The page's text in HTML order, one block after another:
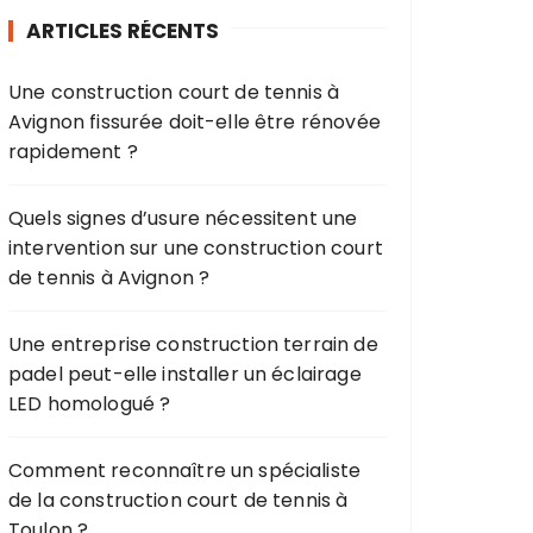
e
p
o
r
:
ARTICLES RÉCENTS
Une construction court de tennis à
Avignon fissurée doit-elle être rénovée
rapidement ?
Quels signes d’usure nécessitent une
intervention sur une construction court
de tennis à Avignon ?
Une entreprise construction terrain de
padel peut-elle installer un éclairage
LED homologué ?
Comment reconnaître un spécialiste
de la construction court de tennis à